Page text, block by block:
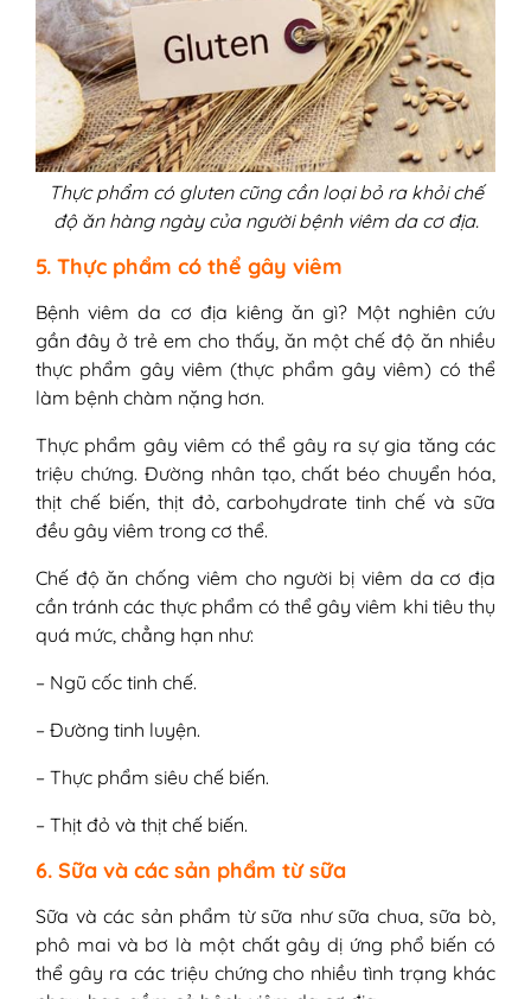
Thực phẩm có gluten cũng cần loại bỏ ra khỏi chế
độ ăn hàng ngày của người bệnh viêm da cơ địa.
5. Thực phẩm có thể gây viêm
Bệnh viêm da cơ địa kiêng ăn gì? Một nghiên cứu
gần đây ở trẻ em cho thấy, ăn một chế độ ăn nhiều
thực phẩm gây viêm (thực phẩm gây viêm) có thể
làm bệnh chàm nặng hơn.
Thực phẩm gây viêm có thể gây ra sự gia tăng các
triệu chứng. Đường nhân tạo, chất béo chuyển hóa,
thịt chế biến, thịt đỏ, carbohydrate tinh chế và sữa
đều gây viêm trong cơ thể.
Chế độ ăn chống viêm cho người bị viêm da cơ địa
cần tránh các thực phẩm có thể gây viêm khi tiêu thụ
quá mức, chẳng hạn như:
– Ngũ cốc tinh chế.
– Đường tinh luyện.
– Thực phẩm siêu chế biến.
– Thịt đỏ và thịt chế biến.
6. Sữa và các sản phẩm từ sữa
Sữa và các sản phẩm từ sữa như sữa chua, sữa bò,
phô mai và bơ là một chất gây dị ứng phổ biến có
thể gây ra các triệu chứng cho nhiều tình trạng khác